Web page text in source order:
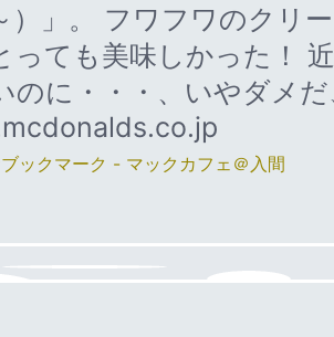
）」。 フワフワのクリ
っても美味しかった！
のに・・・、いやダメ